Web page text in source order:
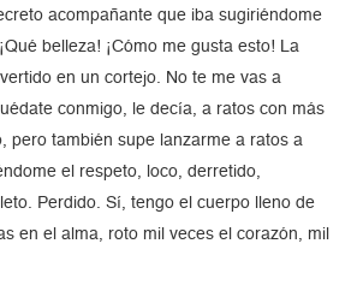
acompañante que iba sugiriéndome
belleza! ¡Cómo me gusta esto! La
en un cortejo. No te me vas a
conmigo, le decía, a ratos con más
pero también supe lanzarme a ratos a
el respeto, loco, derretido,
Perdido. Sí, tengo el cuerpo lleno de
en el alma, roto mil veces el corazón, mil